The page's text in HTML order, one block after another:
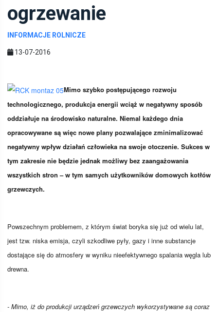
ogrzewanie
INFORMACJE ROLNICZE
13-07-2016
Mimo szybko postępującego rozwoju
technologicznego, produkcja energii wciąż w negatywny sposób
oddziałuje na środowisko naturalne. Niemal każdego dnia
opracowywane są więc nowe plany pozwalające zminimalizować
negatywny wpływ działań człowieka na swoje otoczenie. Sukces w
tym zakresie nie będzie jednak możliwy bez zaangażowania
wszystkich stron – w tym samych użytkowników domowych kotłów
grzewczych.
Powszechnym problemem, z którym świat boryka się już od wielu lat,
jest tzw. niska emisja, czyli szkodliwe pyły, gazy i inne substancje
dostające się do atmosfery w wyniku nieefektywnego spalania węgla lub
drewna.
- Mimo, iż do produkcji urządzeń grzewczych wykorzystywane są coraz